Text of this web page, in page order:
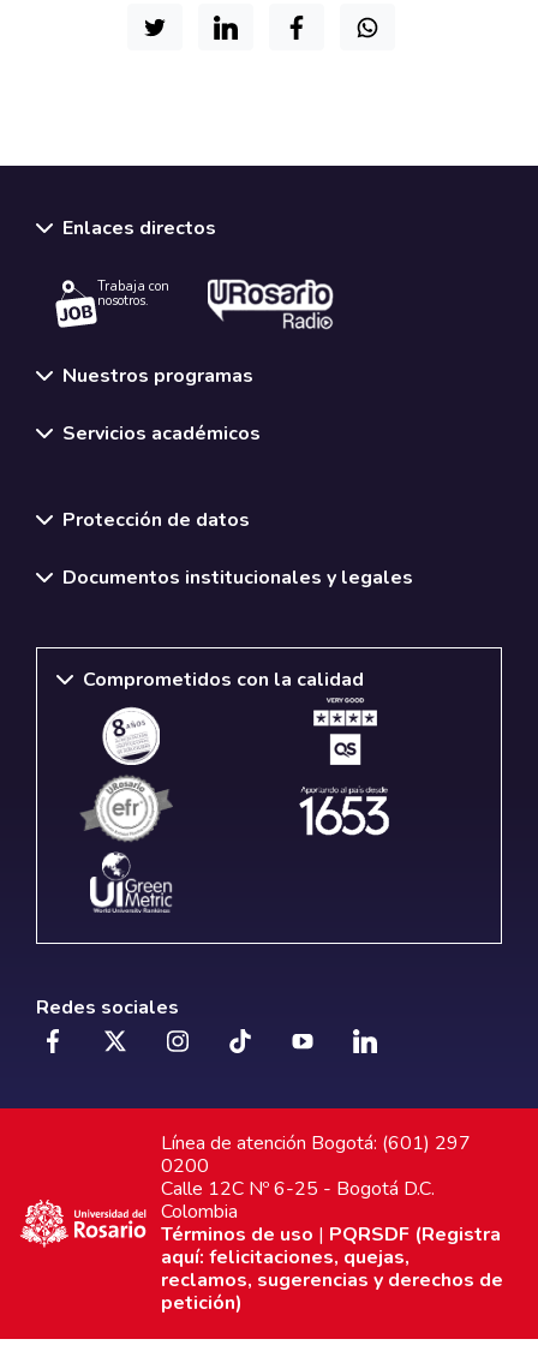
Enlaces directos
Trabaja con
nosotros.
Nuestros programas
Servicios académicos
Protección de datos
Documentos institucionales y legales
Comprometidos con la calidad
Redes sociales
Línea de atención Bogotá: (601) 297
0200
Calle 12C Nº 6-25 - Bogotá D.C.
Colombia
Términos de uso | PQRSDF (Registra
aquí: felicitaciones, quejas,
reclamos, sugerencias y derechos de
petición)